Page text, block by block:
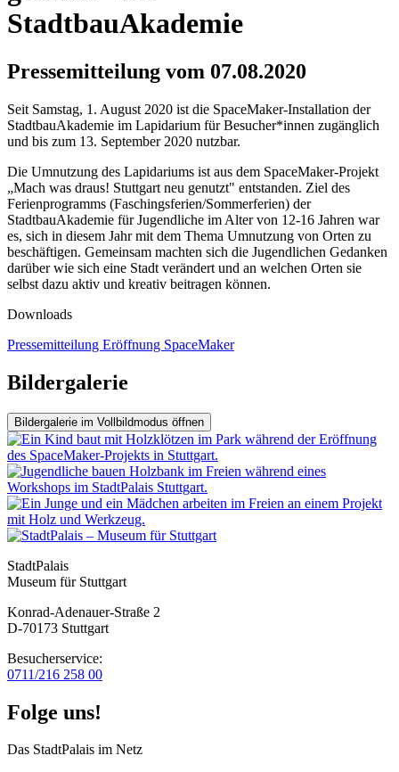
StadtbauAkademie
Pressemitteilung vom 07.08.2020
Seit Samstag, 1. August 2020 ist die SpaceMaker-Installation der
StadtbauAkademie im Lapidarium für Besucher*innen zugänglich
und bis zum 13. September 2020 nutzbar.
Die Umnutzung des Lapidariums ist aus dem SpaceMaker-Projekt
„Mach was draus! Stuttgart neu genutzt" entstanden. Ziel des
Ferienprogramms (Faschingsferien/Sommerferien) der
StadtbauAkademie für Jugendliche im Alter von 12-16 Jahren war
es, sich in diesem Jahr mit dem Thema Umnutzung von Orten zu
beschäftigen. Gemeinsam machten sich die Jugendlichen Gedanken
darüber wie sich eine Stadt verändert und an welchen Orten sie
selbst dazu aktiv und kreativ beitragen können.
Downloads
Pressemitteilung Eröffnung SpaceMaker
Bildergalerie
Bildergalerie im Vollbildmodus öffnen
StadtPalais
Museum für Stuttgart
Konrad-Adenauer-Straße 2
D-70173 Stuttgart
Besucherservice:
0711/216 258 00
Folge uns!
Das StadtPalais im Netz